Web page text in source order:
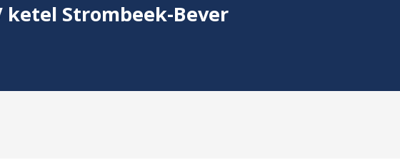
ketel Strombeek-Bever